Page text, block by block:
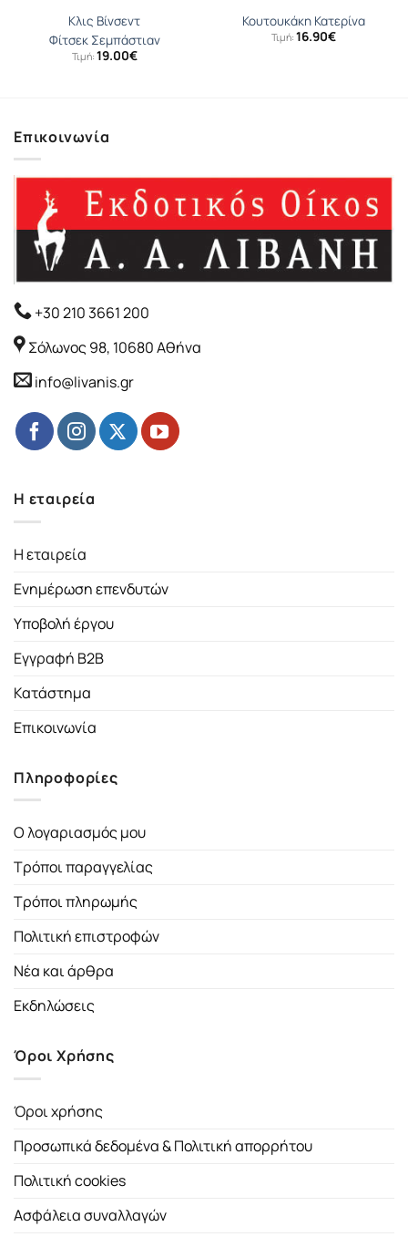
Κλις Βίνσεντ
Φίτσεκ Σεμπάστιαν
Τιμή: 19.00€
Κουτουκάκη Κατερίνα
Τιμή: 16.90€
Επικοινωνία
+30 210 3661 200
Σόλωνος 98, 10680 Αθήνα
info@livanis.gr
Η εταιρεία
Η εταιρεία
Ενημέρωση επενδυτών
Υποβολή έργου
Εγγραφή B2B
Κατάστημα
Επικοινωνία
Πληροφορίες
Ο λογαριασμός μου
Τρόποι παραγγελίας
Τρόποι πληρωμής
Πολιτική επιστροφών
Νέα και άρθρα
Εκδηλώσεις
Όροι Χρήσης
Όροι χρήσης
Προσωπικά δεδομένα & Πολιτική απορρήτου
Πολιτική cookies
Ασφάλεια συναλλαγών